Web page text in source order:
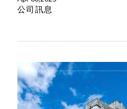
公司訊息